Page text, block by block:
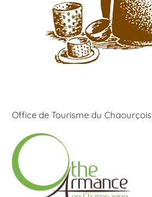
Office de Tourisme du Chaourçois